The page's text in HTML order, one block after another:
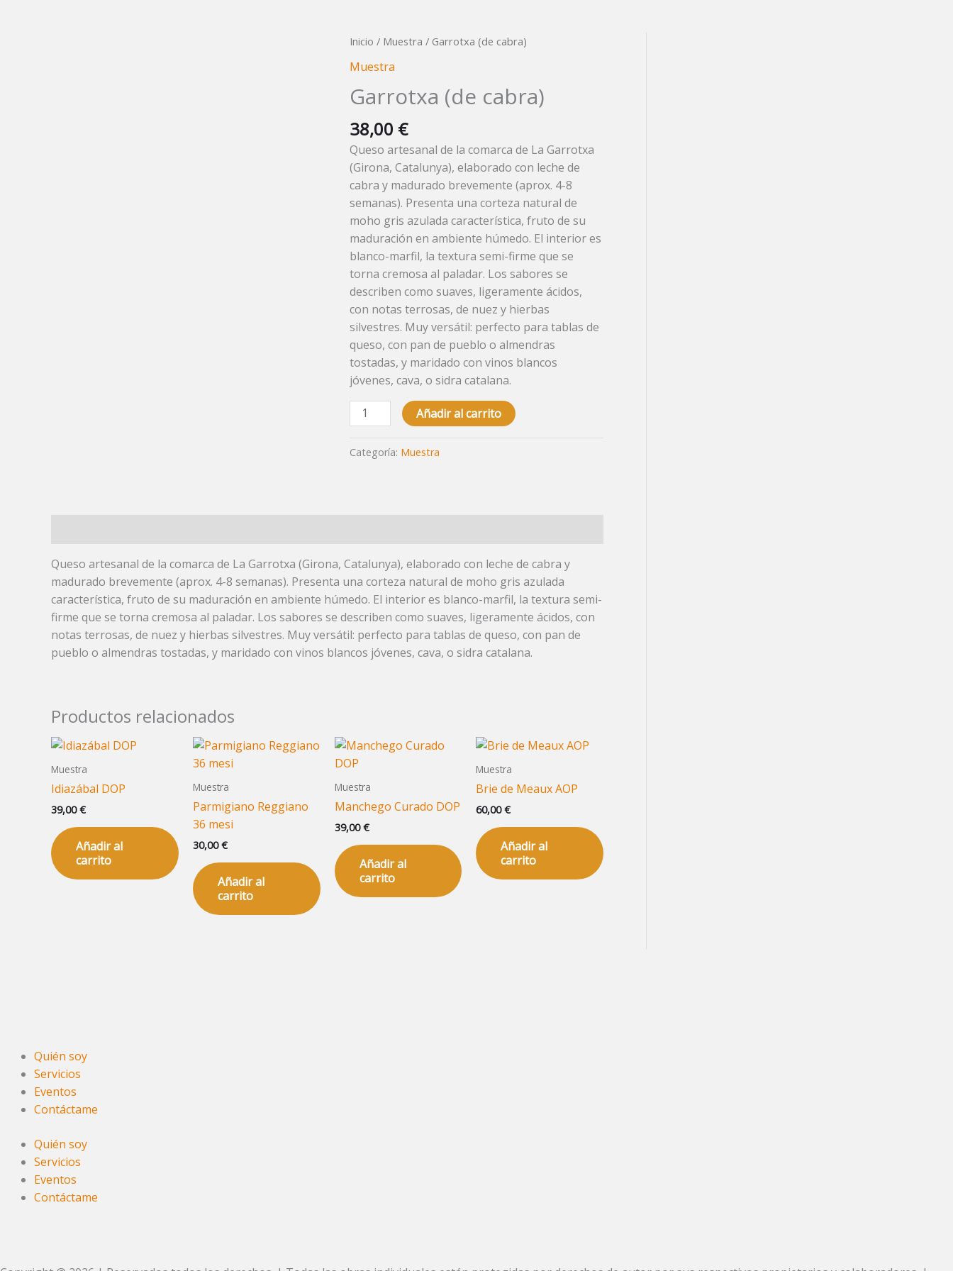
Inicio / Muestra / Garrotxa (de cabra)
Muestra
Garrotxa (de cabra)
38,00 €
Queso artesanal de la comarca de La Garrotxa
(Girona, Catalunya), elaborado con leche de
cabra y madurado brevemente (aprox. 4-8
semanas). Presenta una corteza natural de
moho gris azulada característica, fruto de su
maduración en ambiente húmedo. El interior es
blanco-marfil, la textura semi-firme que se
torna cremosa al paladar. Los sabores se
describen como suaves, ligeramente ácidos,
con notas terrosas, de nuez y hierbas
silvestres. Muy versátil: perfecto para tablas de
queso, con pan de pueblo o almendras
tostadas, y maridado con vinos blancos
jóvenes, cava, o sidra catalana.
Garrotxa
cabra)
cantidad
Añadir al carrito
Categoría: Muestra
Queso artesanal de la comarca de La Garrotxa (Girona, Catalunya), elaborado con leche de cabra y
madurado brevemente (aprox. 4-8 semanas). Presenta una corteza natural de moho gris azulada
característica, fruto de su maduración en ambiente húmedo. El interior es blanco-marfil, la textura semi-
firme que se torna cremosa al paladar. Los sabores se describen como suaves, ligeramente ácidos, con
notas terrosas, de nuez y hierbas silvestres. Muy versátil: perfecto para tablas de queso, con pan de
pueblo o almendras tostadas, y maridado con vinos blancos jóvenes, cava, o sidra catalana.
Productos relacionados
Muestra
Idiazábal DOP
39,00€
Añadir al
carrito
Muestra
Parmigiano Reggiano
36 mesi
30,00€
Añadir al
carrito
Muestra
Manchego Curado DOP
39,00€
Añadir al
carrito
Muestra
Brie de Meaux AOP
60,00€
Añadir al
carrito
Quién soy
Servicios
Eventos
Contáctame
Quién soy
Servicios
Eventos
Contáctame